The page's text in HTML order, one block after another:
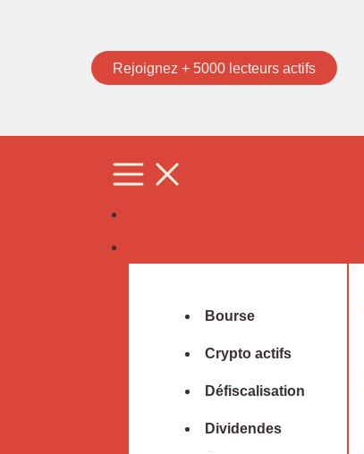
Rejoignez + 5000 lecteurs actifs
Bourse
Crypto actifs
Défiscalisation
Dividendes